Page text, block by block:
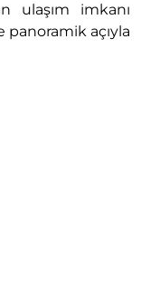
ulaşım imkanı
panoramik açıyla